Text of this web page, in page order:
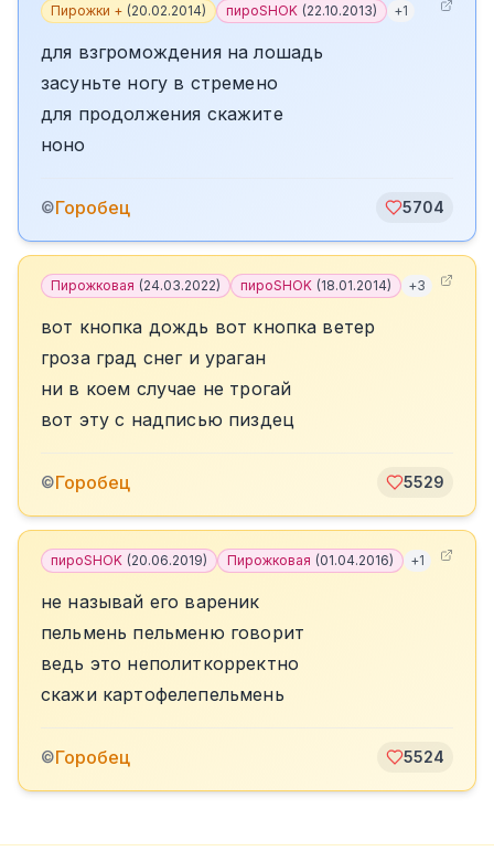
Пирожки + (20.02.2014) пироSHOK (22.10.2013) +1
для взгромождения на лошадь
засуньте ногу в стремено
для продолжения скажите
ноно
©Горобец 5704
Пирожковая (24.03.2022) пироSHOK (18.01.2014) +3
вот кнопка дождь вот кнопка ветер
гроза град снег и ураган
ни в коем случае не трогай
вот эту с надписью пиздец
©Горобец 5529
пироSHOK (20.06.2019) Пирожковая (01.04.2016) +1
не называй его вареник
пельмень пельменю говорит
ведь это неполиткорректно
скажи картофелепельмень
©Горобец 5524